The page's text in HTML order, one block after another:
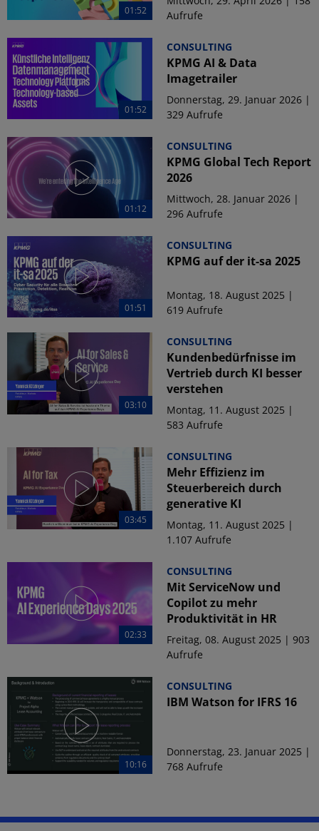
01:52
Aufrufe
01:52
CONSULTING
KPMG AI & Data
Imagetrailer
Donnerstag, 29. Januar 2026 |
329 Aufrufe
01:12
CONSULTING
KPMG Global Tech Report
2026
Mittwoch, 28. Januar 2026 |
296 Aufrufe
01:51
CONSULTING
KPMG auf der it-sa 2025
Montag, 18. August 2025 |
619 Aufrufe
03:10
CONSULTING
Kundenbedürfnisse im
Vertrieb durch KI besser
verstehen
Montag, 11. August 2025 |
583 Aufrufe
03:45
CONSULTING
Mehr Effizienz im
Steuerbereich durch
generative KI
Montag, 11. August 2025 |
1.107 Aufrufe
02:33
CONSULTING
Mit ServiceNow und
Copilot zu mehr
Produktivität in HR
Freitag, 08. August 2025 | 903
Aufrufe
10:16
CONSULTING
IBM Watson for IFRS 16
Donnerstag, 23. Januar 2025 |
768 Aufrufe